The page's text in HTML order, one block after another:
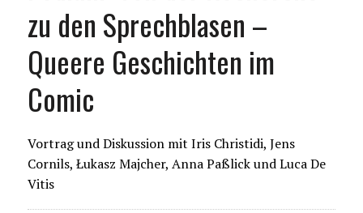
zu den Sprechblasen –
Queere Geschichten im
Comic
Vortrag und Diskussion mit Iris Christidi, Jens
Cornils, Łukasz Majcher, Anna Paßlick und Luca De
Vitis